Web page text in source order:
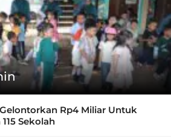
Rp4 Miliar Untuk
Sekolah